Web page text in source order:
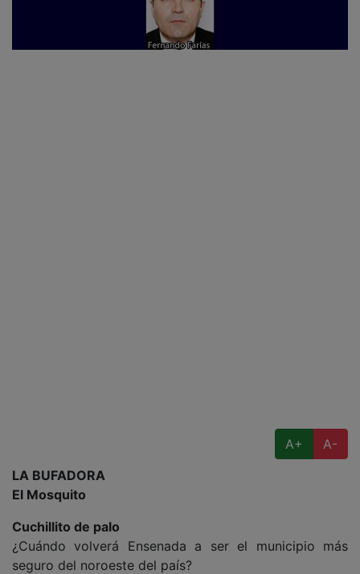
A+
A-
LA BUFADORA
El Mosquito
Cuchillito de palo
¿Cuándo volverá Ensenada a ser el municipio más
seguro del noroeste del país?